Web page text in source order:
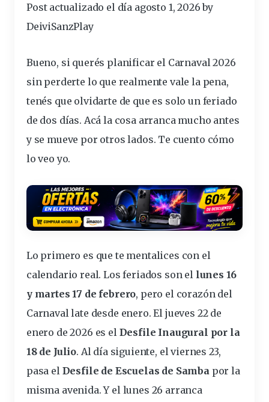
Post actualizado el día agosto 1, 2026 by
DeiviSanzPlay
Bueno, si querés planificar el Carnaval 2026
sin perderte lo que realmente vale la pena,
tenés que olvidarte de que es solo un feriado
de dos días. Acá la cosa arranca mucho antes
y se mueve por otros lados. Te cuento cómo
lo veo yo.
Lo primero es que te mentalices con el
calendario real. Losferiados son el lunes 16
y martes 17 de febrero, pero el corazón del
Carnaval late desde enero. El jueves 22 de
enero de 2026 es el Desfile Inaugural por la
18 de Julio. Al día siguiente, el viernes 23,
pasa el Desfile de Escuelas de Samba por la
misma avenida. Y el lunes 26 arranca